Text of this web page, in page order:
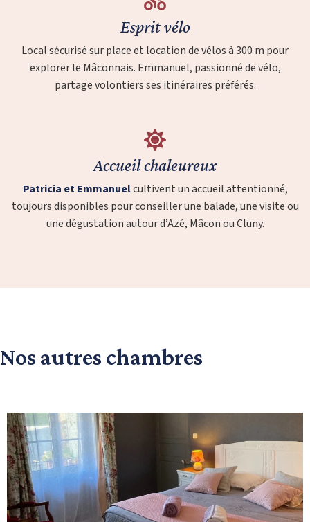
Esprit vélo
Local sécurisé sur place et location de vélos à 300 m pour
explorer le Mâconnais. Emmanuel, passionné de vélo,
partage volontiers ses itinéraires préférés.
Accueil chaleureux
Patricia et Emmanuelcultivent un accueil attentionné,
toujours disponibles pour conseiller une balade, une visite ou
une dégustation autour d’Azé, Mâcon ou Cluny.
Nos autres chambres